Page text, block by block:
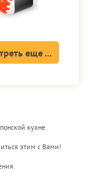
еще ...
кухне.
этим с Вами!